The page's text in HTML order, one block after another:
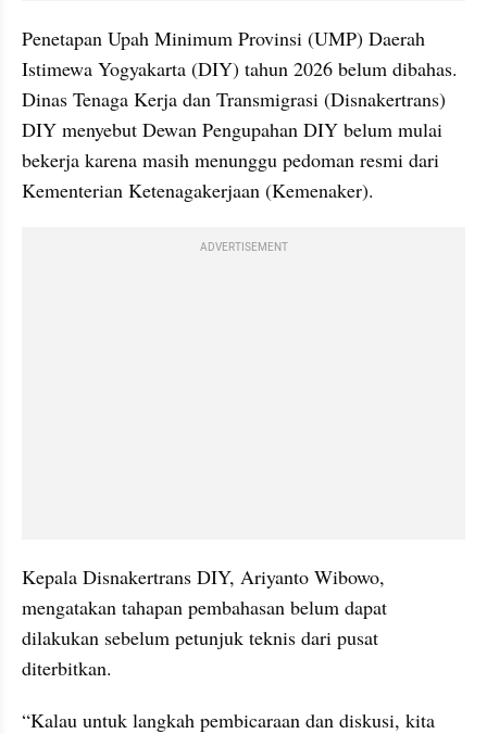
Penetapan Upah Minimum Provinsi (UMP) Daerah
Istimewa Yogyakarta (DIY) tahun 2026 belum dibahas.
Dinas Tenaga Kerja dan Transmigrasi (Disnakertrans)
DIY menyebut Dewan Pengupahan DIY belum mulai
bekerja karena masih menunggu pedoman resmi dari
Kementerian Ketenagakerjaan (Kemenaker).
ADVERTISEMENT
Kepala Disnakertrans DIY, Ariyanto Wibowo,
mengatakan tahapan pembahasan belum dapat
dilakukan sebelum petunjuk teknis dari pusat
diterbitkan.
“Kalau untuk langkah pembicaraan dan diskusi, kita